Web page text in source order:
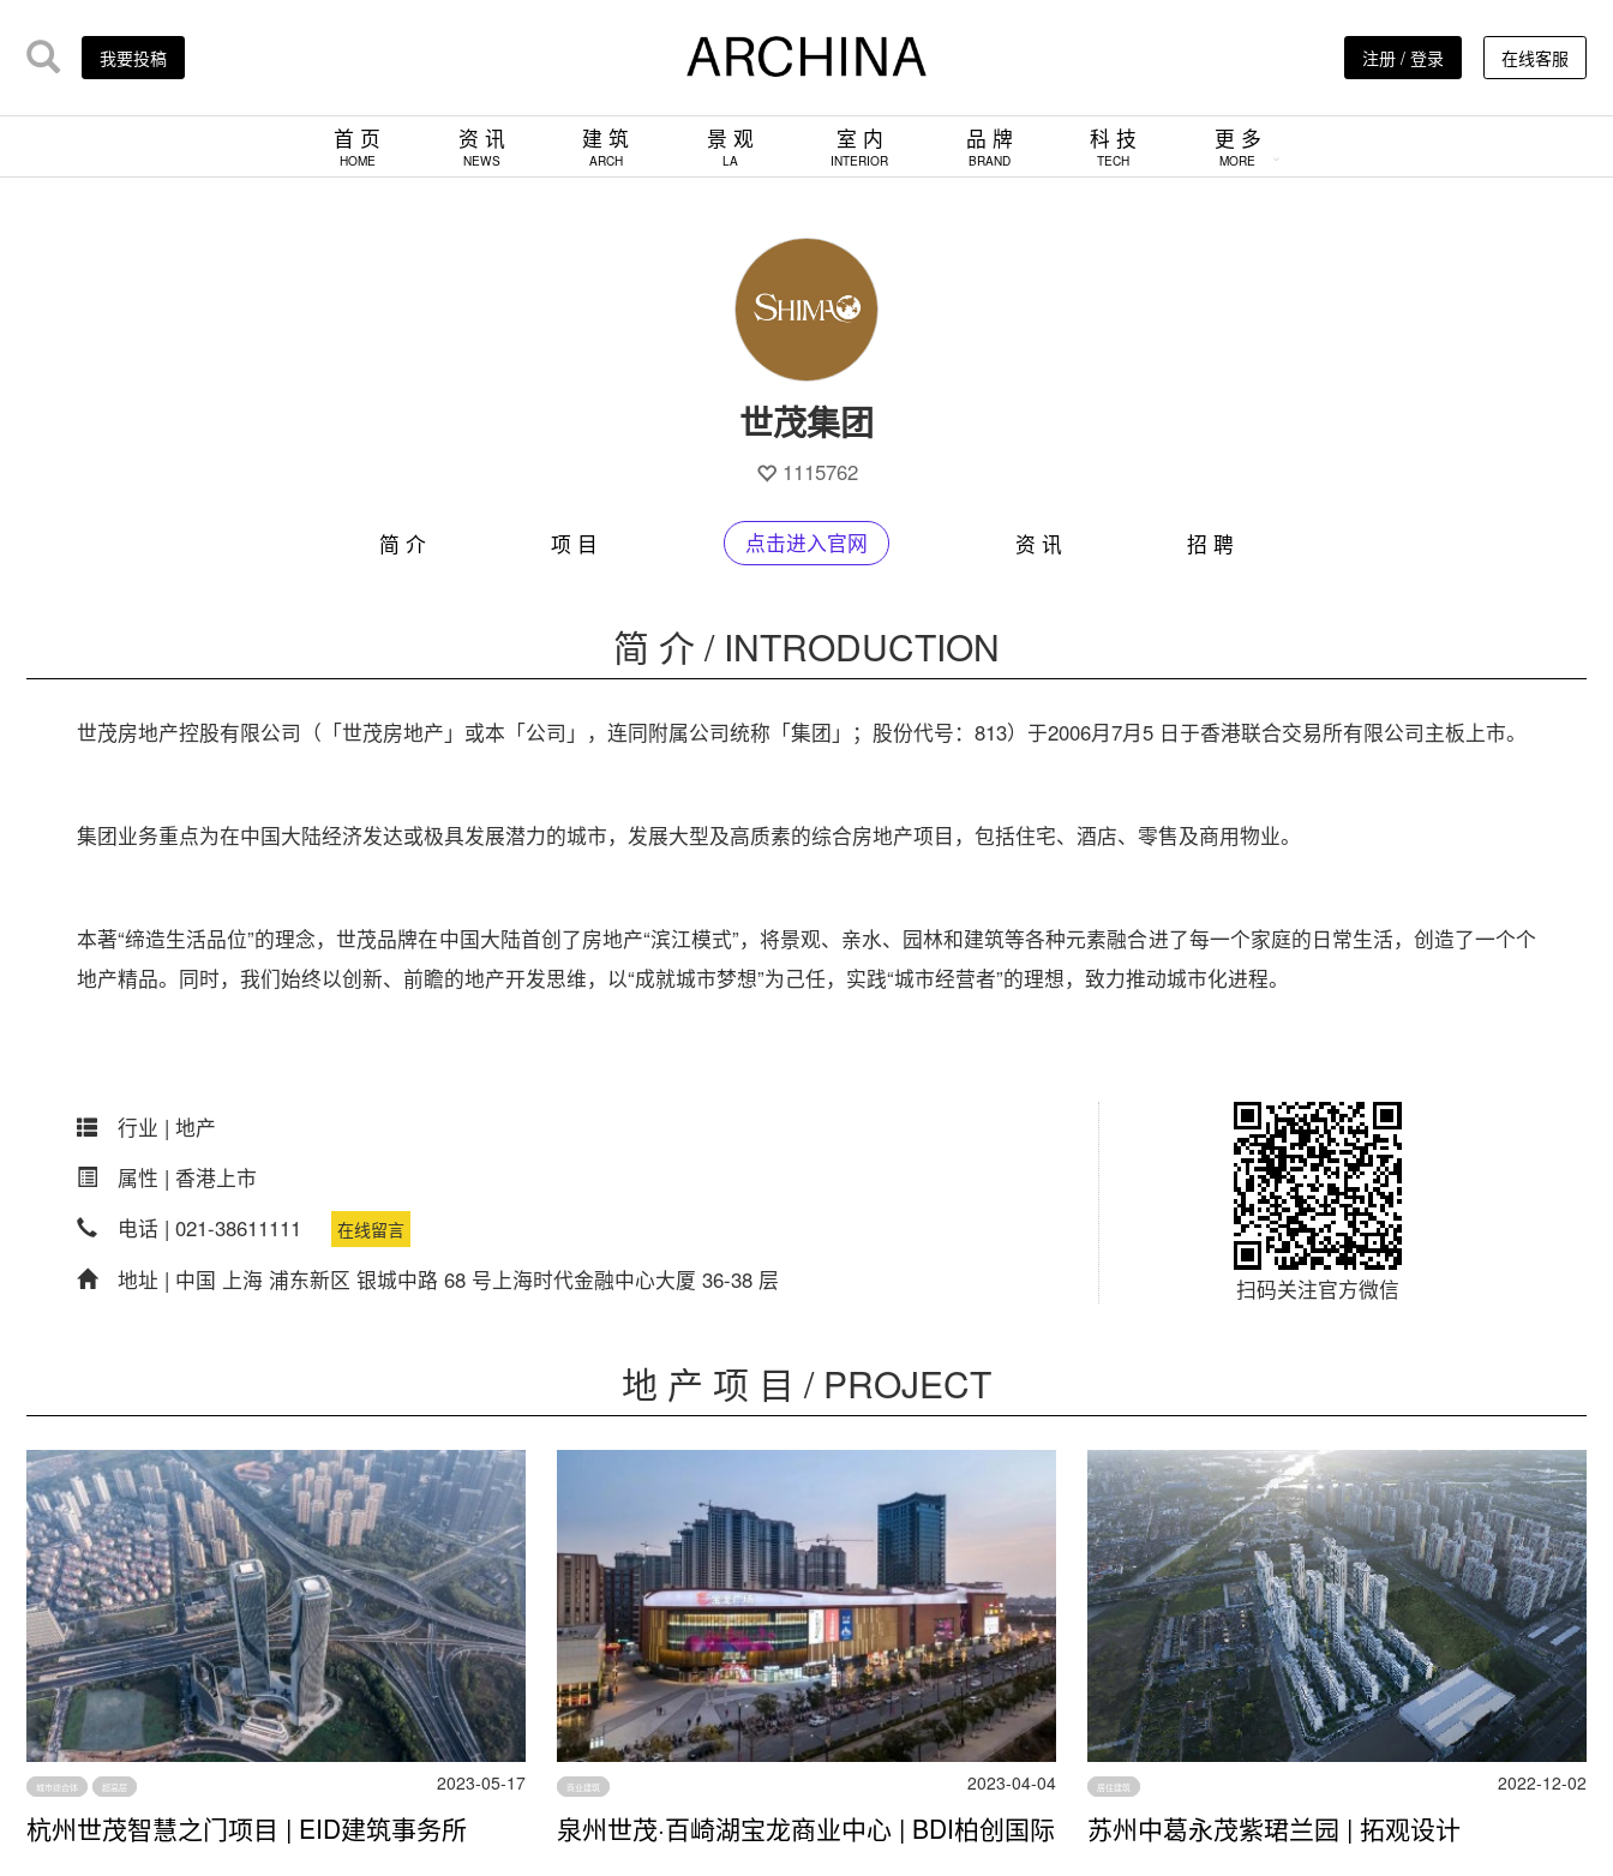
我要投稿 注册 / 登录 在线客服
首 页
HOME
资 讯
NEWS
建 筑
ARCH
景 观
LA
室 内
INTERIOR
品 牌
BRAND
科 技
TECH
更 多
MORE
世茂集团
1115762
简 介 项 目 点击进入官网 资 讯 招 聘
简 介 / INTRODUCTION
世茂房地产控股有限公司（「世茂房地产」或本「公司」，连同附属公司统称「集团」；股份代号：813）于2006月7月5 日于香港联合交易所有限公司主板上市。
集团业务重点为在中国大陆经济发达或极具发展潜力的城市，发展大型及高质素的综合房地产项目，包括住宅、酒店、零售及商用物业。
本著“缔造生活品位”的理念，世茂品牌在中国大陆首创了房地产“滨江模式”，将景观、亲水、园林和建筑等各种元素融合进了每一个家庭的日常生活，创造了一个个
地产精品。同时，我们始终以创新、前瞻的地产开发思维，以“成就城市梦想”为己任，实践“城市经营者”的理想，致力推动城市化进程。
行业 | 地产
属性 | 香港上市
电话 | 021-38611111 在线留言
地址 | 中国 上海 浦东新区 银城中路 68 号上海时代金融中心大厦 36-38 层 扫码关注官方微信
地 产 项 目 / PROJECT
城市综合体 超高层 2023-05-17
杭州世茂智慧之门项目 | EID建筑事务所
商业建筑 2023-04-04
泉州世茂·百崎湖宝龙商业中心 | BDI柏创国际
居住建筑 2022-12-02
苏州中葛永茂紫珺兰园 | 拓观设计